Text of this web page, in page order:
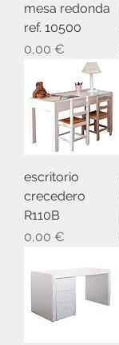
mesa redonda
ref. 10500
Precio
0,00 €
escritorio
crecedero
R110B
Precio
0,00 €